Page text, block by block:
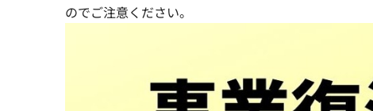
のでご注意ください。